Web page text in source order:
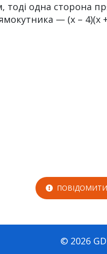
одна сторона
— (х – 4)(х
© 2026